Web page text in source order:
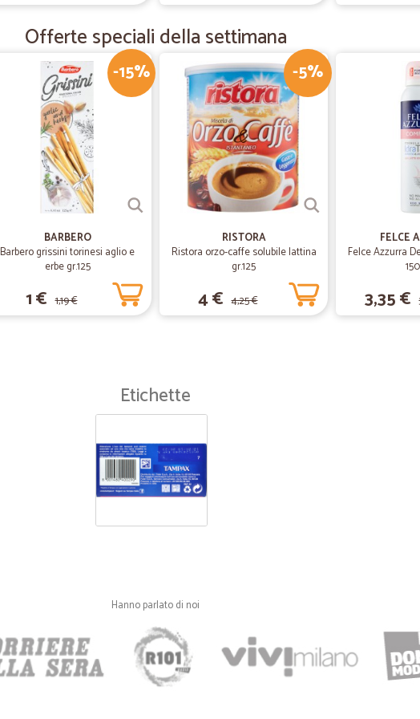
—Ignazio G.
Ottimo!
—Marialuisa C.
Unico problema era un ritardo nella…
Unico problema era un ritardo nella consegna da
averelà consegna il lunedì quando posso.ordinare?
Offerte speciali della settimana
-15%
BARBERO
Barbero grissini torinesi aglio e
erbe gr.125
1 € 1,19 €
-5%
RISTORA
Ristora orzo-caffe solubile lattina
gr.125
4 € 4,25 €
FELCE
Felce Azzurra
3,35 €
Etichette
Hanno parlato di noi